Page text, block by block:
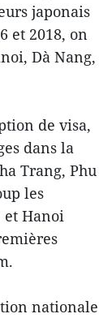
japonais
et 2018, on
Dà Nang,
de visa,
dans la
Trang, Phu
les
Hanoi
nationale